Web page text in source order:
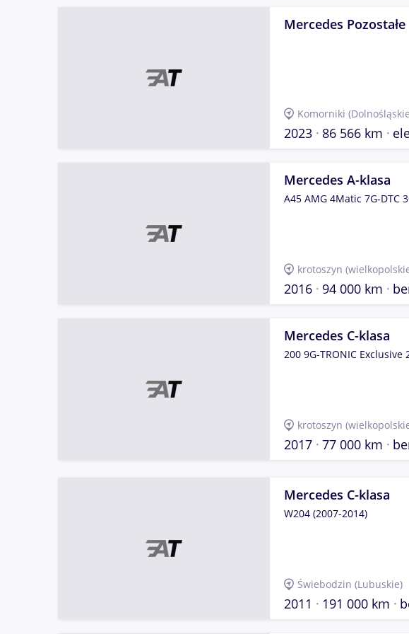
Mercedes Pozostałe
Komorniki
2023 86 566 km
Mercedes A-klasa
A45 AMG 4Matic 7G-DTC
krotoszyn
2016 94 000 km
Mercedes C-klasa
200 9G-TRONIC Exclusive
krotoszyn
2017 77 000 km
Mercedes C-klasa
W204 (2007-2014)
Świebodzin (Lubuskie)
2011 191 000 km